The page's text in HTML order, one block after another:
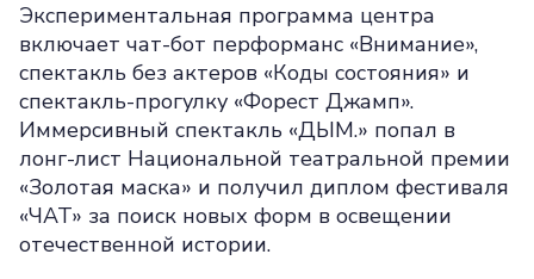
Экспериментальная программа центра
включает чат-бот перформанс «Внимание»,
спектакль без актеров «Коды состояния» и
спектакль-прогулку «Форест Джамп».
Иммерсивный спектакль «ДЫМ.» попал в
лонг-лист Национальной театральной премии
«Золотая маска» и получил диплом фестиваля
«ЧАТ» за поиск новых форм в освещении
отечественной истории.